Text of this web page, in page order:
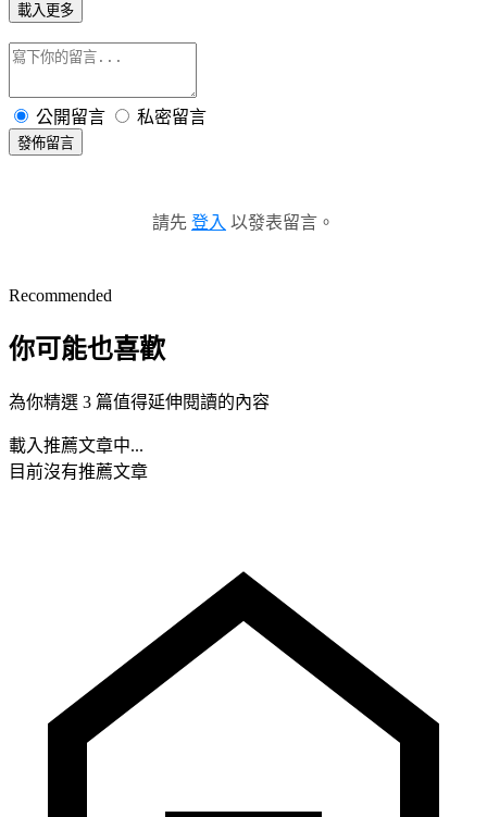
載入更多
公開留言 私密留言
發佈留言
請先 登入 以發表留言。
Recommended
你可能也喜歡
為你精選 3 篇值得延伸閱讀的內容
載入推薦文章中...
目前沒有推薦文章